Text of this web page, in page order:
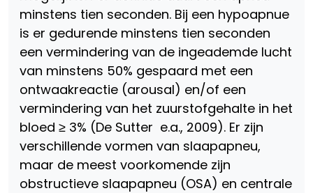
minstens tien seconden. Bij een hypoapnue
is er gedurende minstens tien seconden
een vermindering van de ingeademde lucht
van minstens 50% gespaard met een
ontwaakreactie (arousal) en/of een
vermindering van het zuurstofgehalte in het
bloed ≥ 3% (De Sutter e.a., 2009). Er zijn
verschillende vormen van slaapapneu,
maar de meest voorkomende zijn
obstructieve slaapapneu (OSA) en centrale